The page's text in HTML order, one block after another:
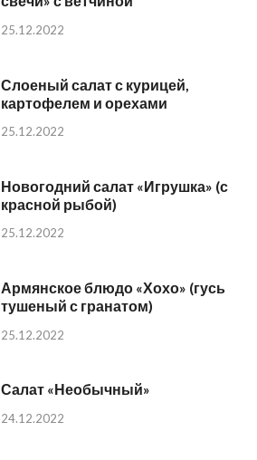
25.12.2022
Слоеный салат с курицей,
картофелем и орехами
25.12.2022
Новогодний салат «Игрушка» (с
красной рыбой)
25.12.2022
Армянское блюдо «Хохо» (гусь
тушеный с гранатом)
25.12.2022
Салат «Необычный»
24.12.2022